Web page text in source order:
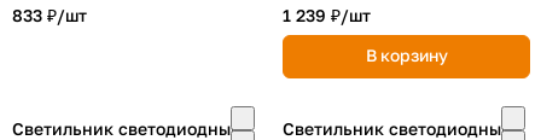
833 ₽/шт 1 239 ₽/шт
В корзину
Светильник светодиодный
Светильник светодиодный